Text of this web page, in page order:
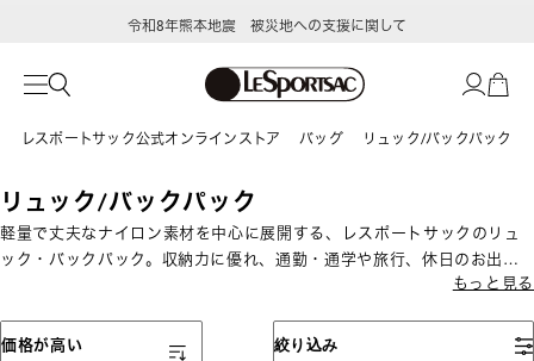
令和8年熊本地震 被災地への支援に関して
レスポートサック公式オンラインストア バッグ リュック/バックパック
リュック/バックパック
軽量で丈夫なナイロン素材を中心に展開する、レスポートサックのリュ
ック・バックパック。収納力に優れ、通勤・通学や旅行、休日のお出か
けにも便利。ミニサイズから大容量タイプまで幅広く揃っています。
もっと見る
絞り込み
表示順
価格が高い